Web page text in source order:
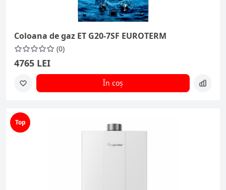
Coloana de gaz ET G20-7SF EUROTERM
(0)
4765 LEI
În coș
Top